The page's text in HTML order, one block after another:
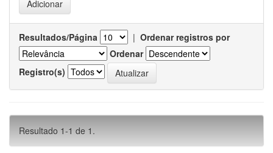
Resultados/Página | Ordenar registros por
Ordenar
Registro(s)
Resultado 1-1 de 1.